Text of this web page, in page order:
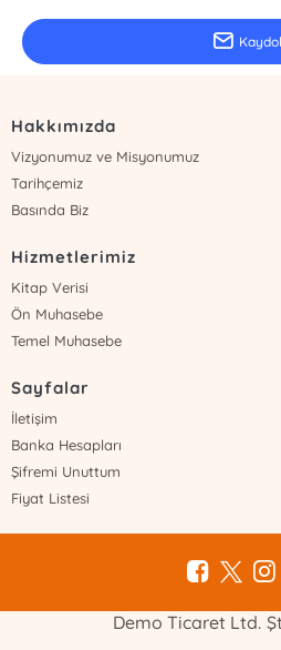
Kaydol
Hakkımızda
Vizyonumuz ve Misyonumuz
Tarihçemiz
Basında Biz
Hizmetlerimiz
Kitap Verisi
Ön Muhasebe
Temel Muhasebe
Sayfalar
İletişim
Banka Hesapları
Şifremi Unuttum
Fiyat Listesi
Demo Ticaret Ltd.